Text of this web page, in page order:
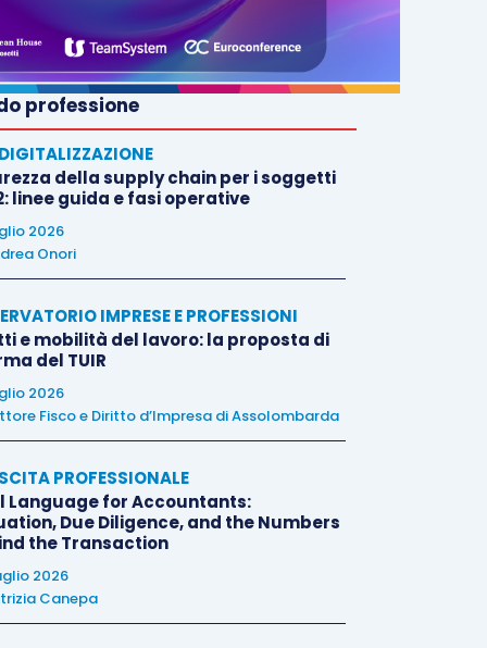
professione
della supply chain per i soggetti
linee guida e fasi operative
2026
Onori
IMPRESE E PROFESSIONI
e mobilità del lavoro: la proposta di
del TUIR
2026
Fisco e Diritto d’Impresa di Assolombarda
PROFESSIONALE
Language for Accountants:
Due Diligence, and the Numbers
the Transaction
2026
Canepa